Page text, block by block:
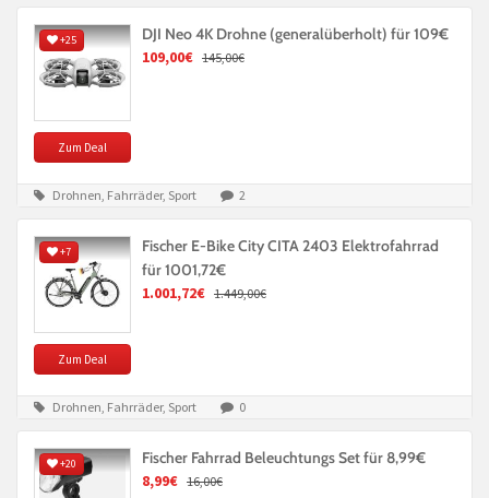
+25
Zum Deal
DJI Neo 4K Drohne (generalüberholt) für 109€
109,00€ 145,00€
Drohnen, Fahrräder, Sport 2
+7
Zum Deal
Fischer E-Bike City CITA 2403 Elektrofahrrad
für 1001,72€
1.001,72€ 1.449,00€
Drohnen, Fahrräder, Sport 0
+20
Fischer Fahrrad Beleuchtungs Set für 8,99€
8,99€ 16,00€